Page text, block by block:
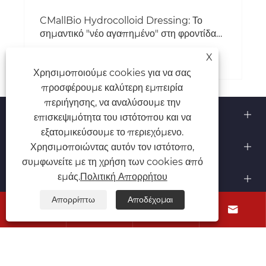
CMallBio Hydrocolloid Dressing: Το
σημαντικό "νέο αγαπημένο" στη φροντίδα
Σχετικά με εμάς
Προϊόντα
Επικοινωνήστε μαζί μας
ΑΚΟΛΟΥΘΗΣΕ ΜΑΣ  
X
Χρησιμοποιούμε cookies για να σας
προσφέρουμε καλύτερη εμπειρία
περιήγησης, να αναλύσουμε την
επισκεψιμότητα του ιστότοπου και να
εξατομικεύσουμε το περιεχόμενο.
Χρησιμοποιώντας αυτόν τον ιστότοπο,
συμφωνείτε με τη χρήση των cookies από
εμάς.Πολιτική Απορρήτου
Απορρίπτω Αποδέχομαι